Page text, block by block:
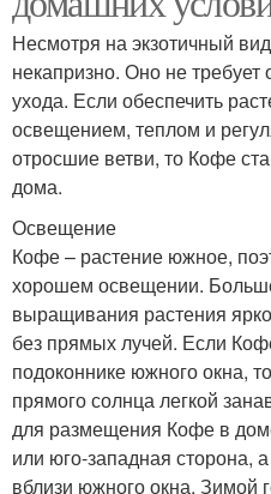
Несмотря на экзотичный
некапризно. Оно не
ухода. Если обеспечить
освещением, теплом и
отросшие ветви, то Кофе
дома.
Освещение
Кофе – растение южное,
хорошем освещении.
выращивания растения
без прямых лучей. Если
подоконнике южного окна,
прямого солнца легкой
для размещения Кофе в
или юго-западная сторона,
вблизи южного окна. Зимой